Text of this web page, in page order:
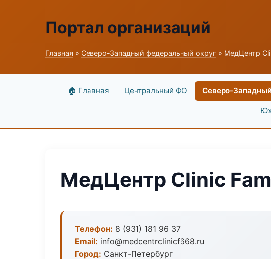
Портал организаций
Главная » Северо-Западный федеральный округ » МедЦентр
🏠 Главная Центральный ФО Северо-
МедЦентр Clinic
Телефон: 8 (931) 181 96 37
Email: info@medcentrclinicf668.ru
Город: Санкт-Петербург